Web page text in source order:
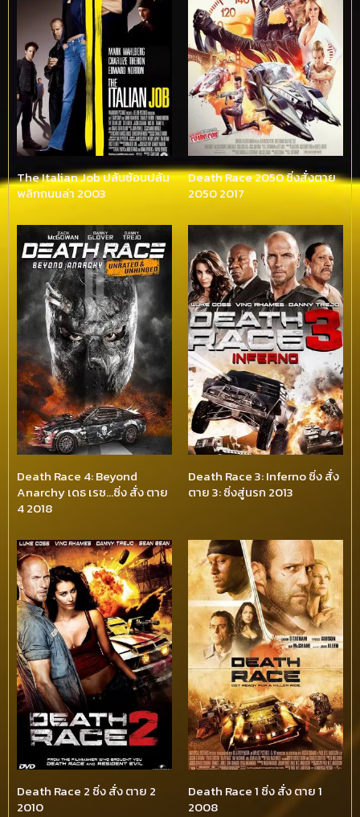
The Italian Job ปล้นซ้อนปล้น
พลิกถนนล่า 2003
Death Race 2050 ซิ่งสั่งตาย
2050 2017
Death Race 4: Beyond
Anarchy เดธ เรซ…ซิ่ง สั่ง ตาย
4 2018
Death Race 3: Inferno ซิ่ง สั่ง
ตาย 3: ซิ่งสู่นรก 2013
Death Race 2 ซิ่ง สั่ง ตาย 2
2010
Death Race 1 ซิ่ง สั่ง ตาย 1
2008